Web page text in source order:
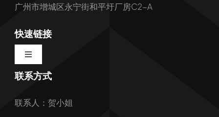
广州市增城区永宁街和平圩厂房C2-A
快速链接
Toggle
Navigation
首页
联系方式
联系人：贺小姐